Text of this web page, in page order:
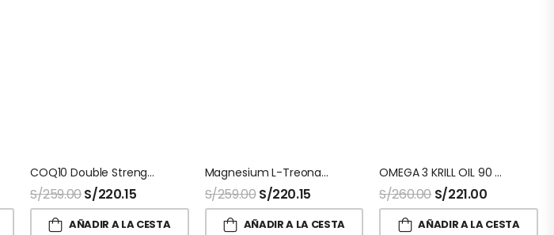
COQ10 Double Strength 150 Capsulas Sport Research
S/259.00S/220.15
AÑADIR A LA CESTA
Magnesium L-Treonato 135 Capsulas Sport Research
S/259.00S/220.15
AÑADIR A LA CESTA
OMEGA 3 KRILL OIL 90 Capsulas Sport Research
S/260.00 S/221.00
AÑADIR A LA CESTA